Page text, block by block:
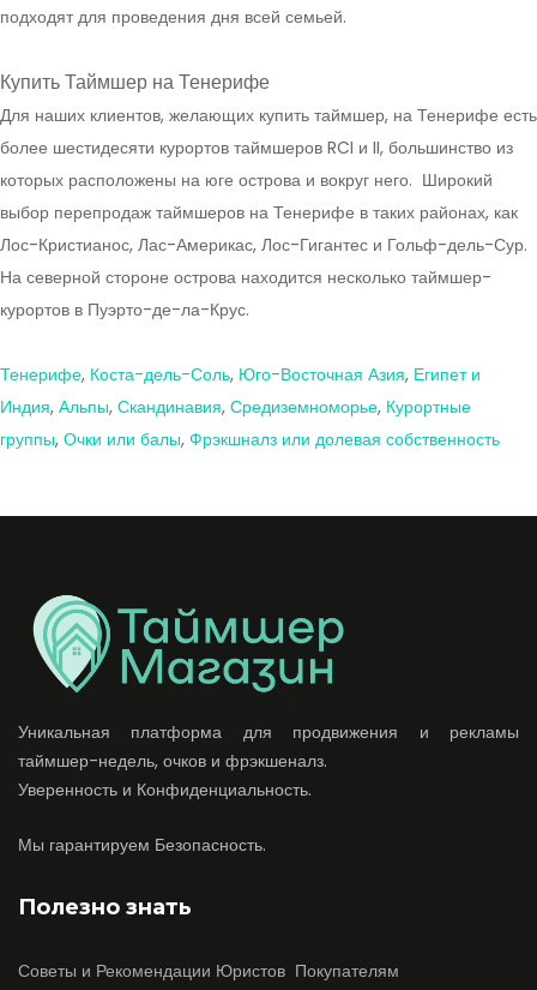
подходят для проведения дня всей семьей.
Купить Таймшер на Тенерифе
Для наших клиентов, желающих купить таймшер, на Тенерифе есть
более шестидесяти курортов таймшеров RCI и II, большинство из
которых расположены на юге острова и вокруг него. Широкий
выбор перепродаж таймшеров на Тенерифе в таких районах, как
Лос-Кристианос, Лас-Америкас, Лос-Гигантес и Гольф-дель-Сур.
На северной стороне острова находится несколько таймшер-
курортов в Пуэрто-де-ла-Крус.
Тенерифе, Коста-дель-Соль, Юго-Восточная Азия, Египет и
Индия, Альпы, Скандинавия, Средиземноморье, Курортные
группы, Очки или балы, Фрэкшналз или долевая собственность
Уникальная платформа для продвижения и рекламы
таймшер-недель, очков и фрэкшеналз.
Уверенность и Конфиденциальность.
Мы гарантируем Безопасность.
Полезно знать
Советы и Рекомендации Юристов Покупателям